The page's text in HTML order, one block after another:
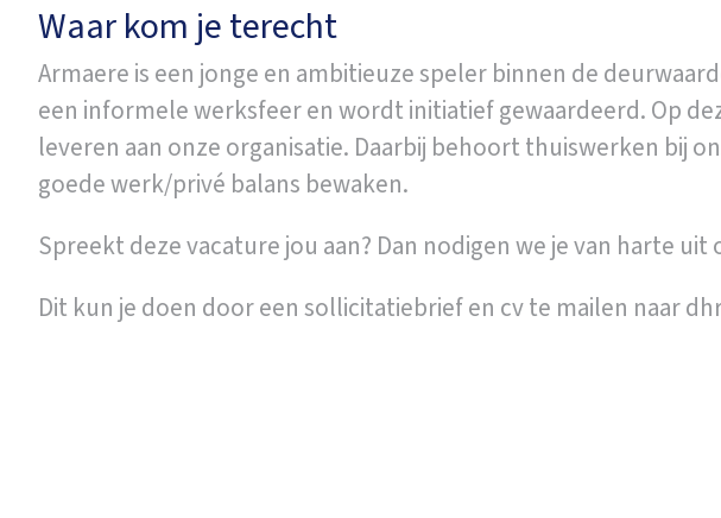
Waar kom je terecht
Armaere is een jonge en ambitieuze speler binnen de
een informele werksfeer en wordt initiatief gewaardeerd. Op
leveren aan onze organisatie. Daarbij behoort thuiswerken bij
goede werk/privé balans bewaken.
Spreekt deze vacature jou aan? Dan nodigen we je van harte
Dit kun je doen door een sollicitatiebrief en cv te mailen naar